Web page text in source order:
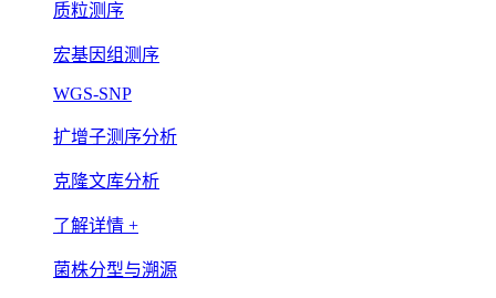
质粒测序
宏基因组测序
WGS-SNP
扩增子测序分析
克隆文库分析
了解详情 +
菌株分型与溯源